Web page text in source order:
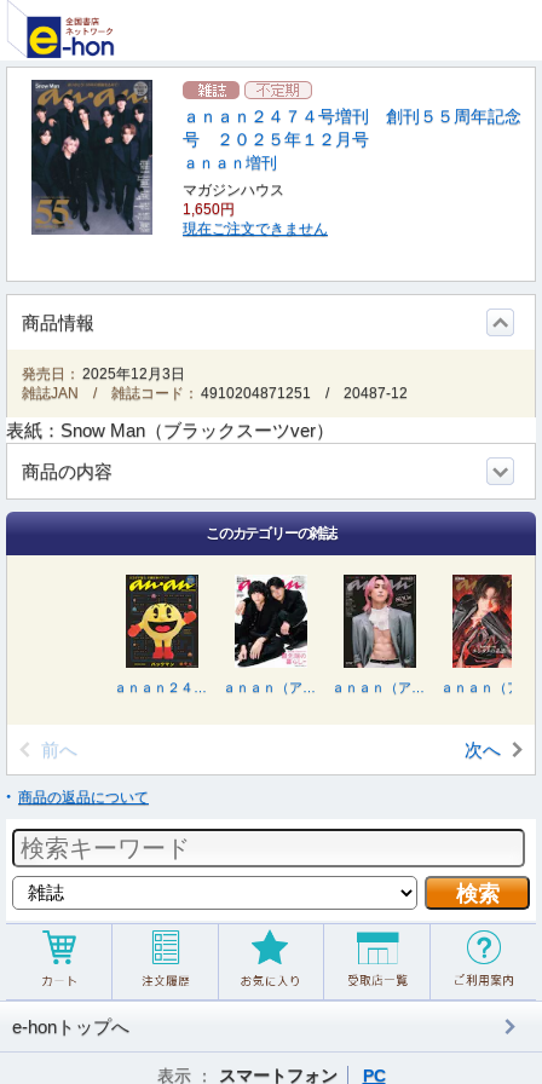
ａｎａｎ２４７４号増刊 創刊５５周年記念
号 ２０２５年１２月号
ａｎａｎ増刊
マガジンハウス
1,650円
現在ご注文できません
商品情報
発売日： 2025年12月3日
雑誌JAN / 雑誌コード： 4910204871251 /20487-12
表紙：Snow Man（ブラックスーツver）
商品の内容
このカテゴリーの雑誌
前へ 次へ
商品の返品について
e-honトップへ
表示 ： スマートフォン PC